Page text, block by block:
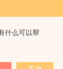
什么可以帮